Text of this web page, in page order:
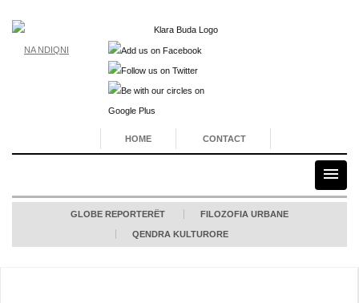
NA NDIQNI
HOME CONTACT
GLOBE REPORTERËT FILOZOFIA URBANE
QENDRA KULTURORE